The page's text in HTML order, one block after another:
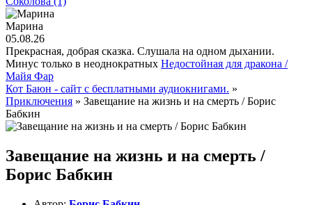
Марина
05.08.26
Прекрасная, добрая сказка. Слушала на одном дыхании.
Минус только в неоднократных Недостойная для дракона /
Майя Фар
Кот Баюн - сайт с бесплатными аудиокнигами. »
Приключения » Завещание на жизнь и на смерть / Борис
Бабкин
Завещание на жизнь и на смерть /
Борис Бабкин